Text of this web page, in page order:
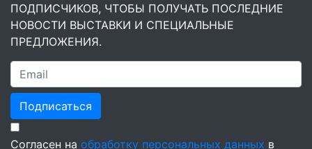
ПОДПИСЧИКОВ, ЧТОБЫ ПОЛУЧАТЬ ПОСЛЕДНИЕ
НОВОСТИ ВЫСТАВКИ И СПЕЦИАЛЬНЫЕ
ПРЕДЛОЖЕНИЯ.
Подписаться
Согласен на обработку персональных данных в